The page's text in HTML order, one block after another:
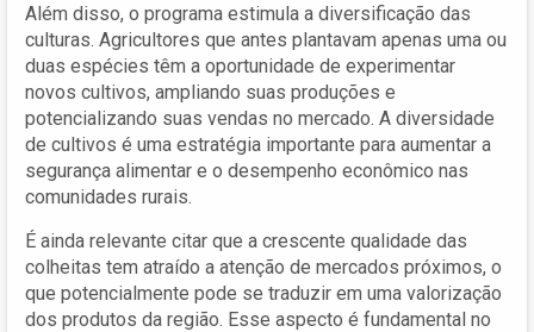
Além disso, o programa estimula a diversificação das
culturas. Agricultores que antes plantavam apenas uma ou
duas espécies têm a oportunidade de experimentar
novos cultivos, ampliando suas produções e
potencializando suas vendas no mercado. A diversidade
de cultivos é uma estratégia importante para aumentar a
segurança alimentar e o desempenho econômico nas
comunidades rurais.
É ainda relevante citar que a crescente qualidade das
colheitas tem atraído a atenção de mercados próximos, o
que potencialmente pode se traduzir em uma valorização
dos produtos da região. Esse aspecto é fundamental no